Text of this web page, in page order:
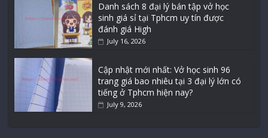
Danh sách 8 đại lý bán tập vở học
sinh giá sỉ tại Tphcm uy tín được
đánh giá High
July 16, 2026
Cập nhật mới nhất: Vở học sinh 96
trang giá bao nhiêu tại 3 đại lý lớn có
tiếng ở Tphcm hiện nay?
July 9, 2026